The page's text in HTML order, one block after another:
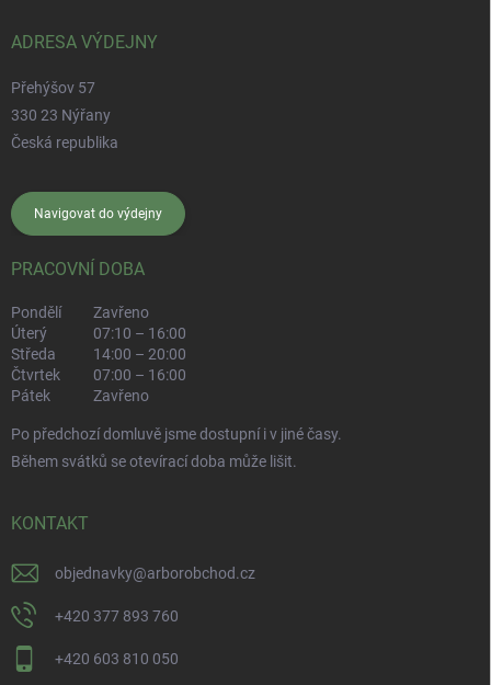
ADRESA VÝDEJNY
Přehýšov 57
330 23 Nýřany
Česká republika
Navigovat do výdejny
PRACOVNÍ DOBA
Pondělí
Zavřeno
Úterý
07:10 – 16:00
Středa
14:00 – 20:00
Čtvrtek
07:00 – 16:00
Pátek
Zavřeno
Po předchozí domluvě jsme dostupní i v jiné časy.
Během svátků se otevírací doba může lišit.
KONTAKT
objednavky@arborobchod.cz
+420 377 893 760
+420 603 810 050